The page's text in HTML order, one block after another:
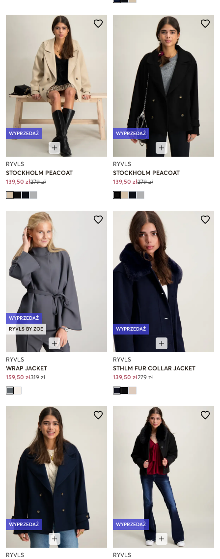
WYPRZEDAŻ
RYVLS
STOCKHOLM PEACOAT
139,50 zł279 zł
WYPRZEDAŻ
RYVLS
STOCKHOLM PEACOAT
139,50 zł279 zł
WYPRZEDAŻ
RYVLS BY ZOE
RYVLS
WRAP JACKET
159,50 zł319 zł
WYPRZEDAŻ
RYVLS
STHLM FUR COLLAR JACKET
139,50 zł279 zł
WYPRZEDAŻ
RYVLS
WYPRZEDAŻ
RYVLS